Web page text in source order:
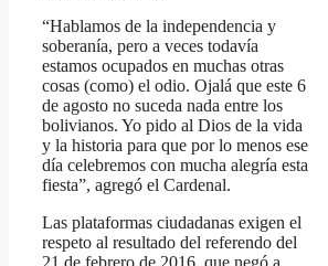
“Hablamos de la independencia y
soberanía, pero a veces todavía
estamos ocupados en muchas otras
cosas (como) el odio. Ojalá que este 6
de agosto no suceda nada entre los
bolivianos. Yo pido al Dios de la vida
y la historia para que por lo menos ese
día celebremos con mucha alegría esta
fiesta”, agregó el Cardenal.
Las plataformas ciudadanas exigen el
respeto al resultado del referendo del